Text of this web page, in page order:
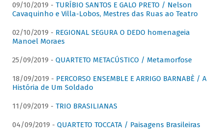
09/10/2019 - TURÍBIO SANTOS E GALO PRETO / Nelson
Cavaquinho e Villa-Lobos, Mestres das Ruas ao Teatro
02/10/2019 - REGIONAL SEGURA O DEDO homenageia
Manoel Moraes
25/09/2019 - QUARTETO METACÚSTICO / Metamorfose
18/09/2019 - PERCORSO ENSEMBLE E ARRIGO BARNABÈ / A
História de Um Soldado
11/09/2019 - TRIO BRASILIANAS
04/09/2019 - QUARTETO TOCCATA / Paisagens Brasileiras